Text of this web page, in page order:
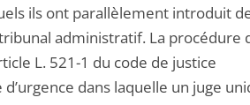
ils ont parallèlement introduit
administratif. La procédure
L. 521-1 du code de justice
dans laquelle un juge